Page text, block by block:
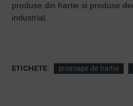
produse din hartie si produse
industrial.
ETICHETE: prosoape de hartie